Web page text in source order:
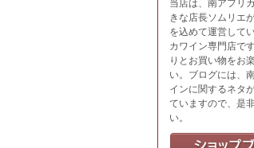
当店は、南アフリ
きな店長ソムリエ
を込めて運営して
カワイン専門店で
りとお買い物をお
い。ブログには、
インに関するネタ
ていますので、是
い。